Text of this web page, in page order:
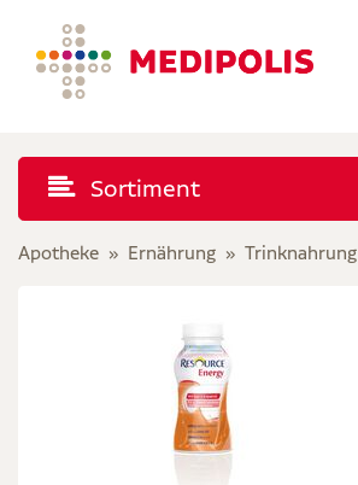
Sortiment
Apotheke Ernährung Trinknahrung